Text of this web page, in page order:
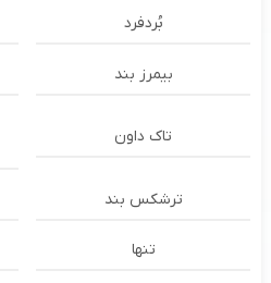
بُردفرد
بیمرز بند
تاک داون
ترشكس بند
تنها